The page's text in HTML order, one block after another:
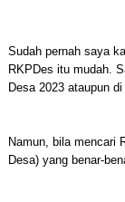
Sudah pernah saya
RKPDes itu mudah.
Desa 2023 ataupun
Namun, bila mencari
Desa) yang benar-